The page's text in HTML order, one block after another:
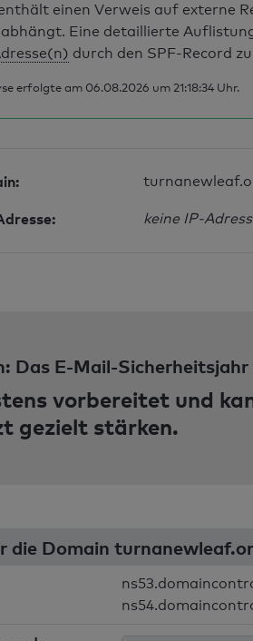
einen Verweis auf externe
Eine detaillierte
durch den SPF-Record
erfolgte am 06.08.2026 um 21:18:34 Uhr.
keine IP-
Das E-Mail-Sicherheitsjahr
vorbereitet und
gezielt stärken.
die Domain